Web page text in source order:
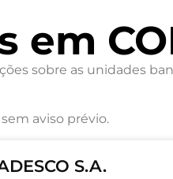
sobre as unidades
aviso prévio.
S.A.